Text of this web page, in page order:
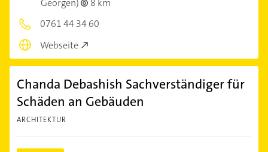
Georgen)
8 km
0761 44 34 60
Webseite
Chanda Debashish Sachverständiger für
Schäden an Gebäuden
ARCHITEKTUR